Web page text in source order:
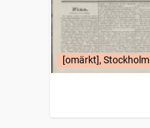
[omärkt], Stockholm